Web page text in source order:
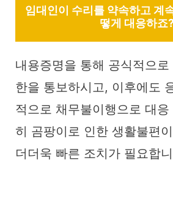
임대인이 수리를 약속하고 계
떻게 대응하죠
내용증명을 통해 공식적으
한을 통보하시고, 이후에도
적으로 채무불이행으로 대
히 곰팡이로 인한 생활불편
더더욱 빠른 조치가 필요합